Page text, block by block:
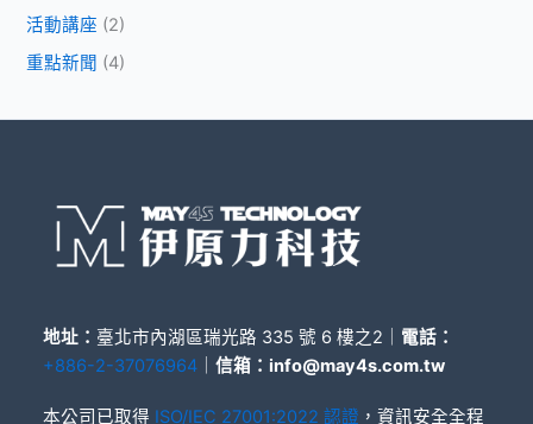
活動講座 (2)
重點新聞 (4)
地址： 臺北市內湖區瑞光路 335 號 6 樓之2｜ 電話：
+886-2-37076964
信箱： info@may4s.com.tw
本公司已取得 ISO/IEC 27001:2022 認證 ，資訊安全全程